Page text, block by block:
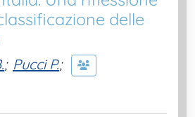
delle
; Pucci P.;